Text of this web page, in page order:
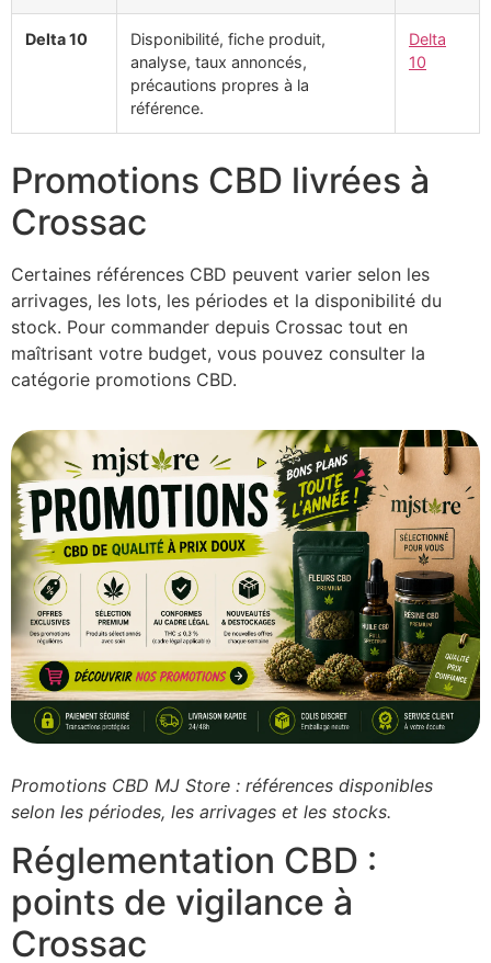
Delta 10
Disponibilité, fiche produit,
analyse, taux annoncés,
précautions propres à la
référence.
Delta
10
Promotions CBD livrées à
Crossac
Certaines références CBD peuvent varier selon les
arrivages, les lots, les périodes et la disponibilité du
stock. Pour commander depuis Crossac tout en
maîtrisant votre budget, vous pouvez consulter la
catégorie promotions CBD.
Promotions CBD MJ Store : références disponibles
selon les périodes, les arrivages et les stocks.
Réglementation CBD :
points de vigilance à
Crossac